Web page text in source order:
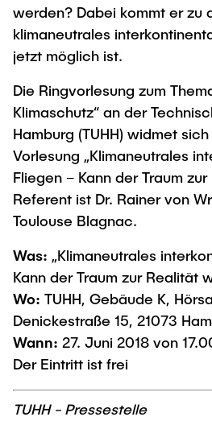
LearnING Center
Lehre im europäischen Verbund
WorkINGLab / Makerspace
Institute im Überblick
werden? Dabei kommt er zu
klimaneutrales
jetzt möglich ist.
Die Ringvorlesung zum
Klimaschutz“ an der
Hamburg (TUHH) widmet
Vorlesung „Klimaneutrales
Fliegen – Kann der Traum
Referent ist Dr. Rainer von
Toulouse Blagnac.
Was: „Klimaneutrales
Kann der Traum zur Realität
Wo: TUHH, Gebäude K,
Denickestraße 15, 21073
Wann: 27. Juni 2018 von
Der Eintritt ist frei
TUHH - Pressestelle